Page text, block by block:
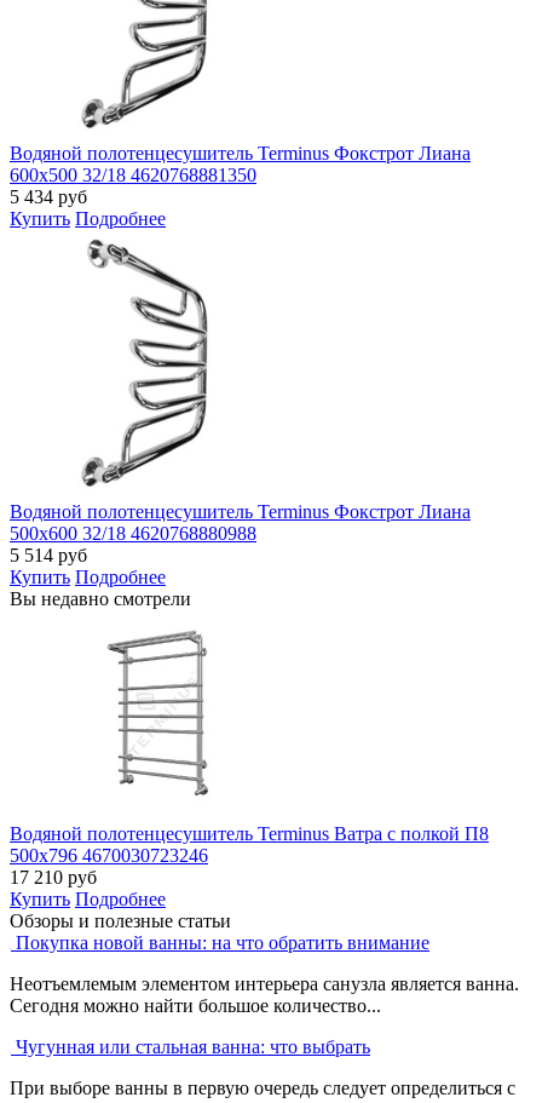
Водяной полотенцесушитель Terminus Фокстрот Лиана
600х500 32/18 4620768881350
5 434 руб
Купить Подробнее
Водяной полотенцесушитель Terminus Фокстрот Лиана
500х600 32/18 4620768880988
5 514 руб
Купить Подробнее
Вы недавно смотрели
Водяной полотенцесушитель Terminus Ватра с полкой П8
500х796 4670030723246
17 210 руб
Купить Подробнее
Обзоры и полезные статьи
Покупка новой ванны: на что обратить внимание
Неотъемлемым элементом интерьера санузла является ванна.
Сегодня можно найти большое количество...
Чугунная или стальная ванна: что выбрать
При выборе ванны в первую очередь следует определиться с